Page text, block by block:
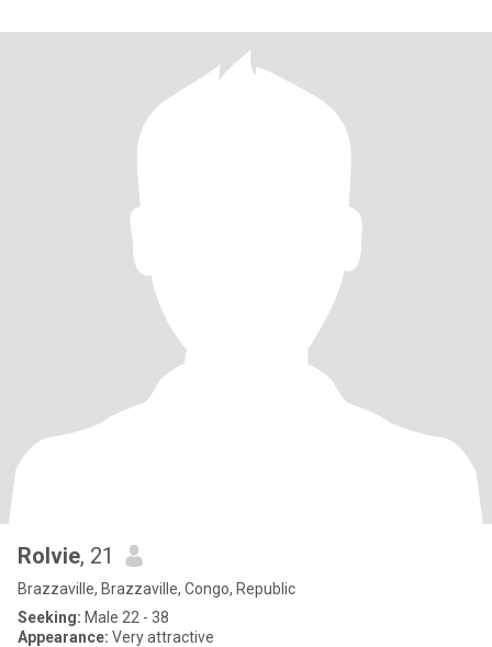
Rolvie, 21
Brazzaville, Brazzaville, Congo, Republic
Seeking: Male 22 - 38
Appearance: Very attractive